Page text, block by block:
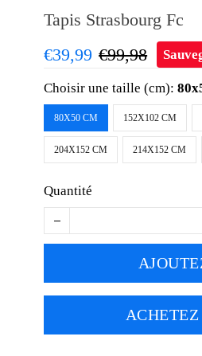
Tapis Strasbourg Fc
€39,99 €99,98
Choisir une taille (cm):
80X50 CM 152X102 CM
204X152 CM 214X152 CM
Quantité